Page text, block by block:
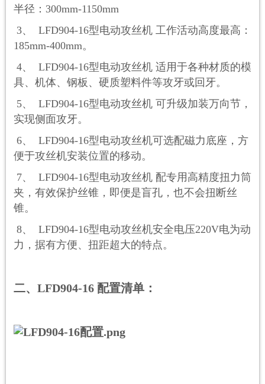
半径： 300mm-1150mm
3、 LFD904-16型电动攻丝机工作活动高度最高：
185mm-400mm。
4、 LFD904-16型电动攻丝机适用于各种材质的模
具、机体、钢板、硬质塑料件等攻牙或回牙。
5、 LFD904-16型电动攻丝机 可升级加装万向节，
实现侧面攻牙。
6、 LFD904-16型电动攻丝机可选配磁力底座，方
便于攻丝机安装位置的移动。
7、 LFD904-16型电动攻丝机配专用高精度扭力筒
夹，有效保护丝锥，即便是盲孔，也不会扭断丝
锥。
8、 LFD904-16型电动攻丝机安全电压220V电为动
力，据有方便、扭距超大的特点。
二、LFD904-16 配置清单：